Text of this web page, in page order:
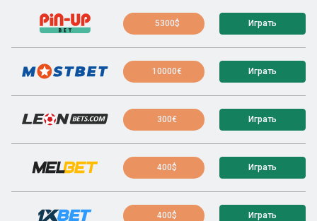
5300$ Играть
10000€ Играть
300€ Играть
400$ Играть
400$ Играть